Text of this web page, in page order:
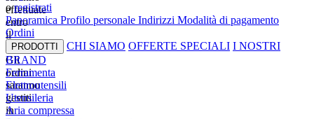
effettuate
entro
il
4/8.
Gli
ordini
saranno
gestiti
in
oregistrati
Panoramica Profilo personale Indirizzi Modalità di pagamento
Ordini
PRODOTTI CHI SIAMO OFFERTE SPECIALI I NOSTRI
BRAND
Ferramenta
Elettroutensili
Utensileria
Aria compressa